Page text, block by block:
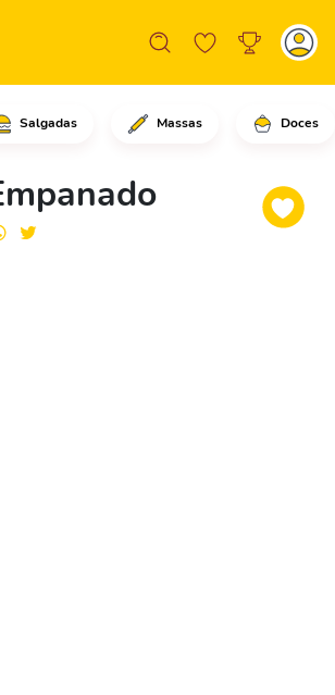
Salgadas Massas Doces
o fígado em